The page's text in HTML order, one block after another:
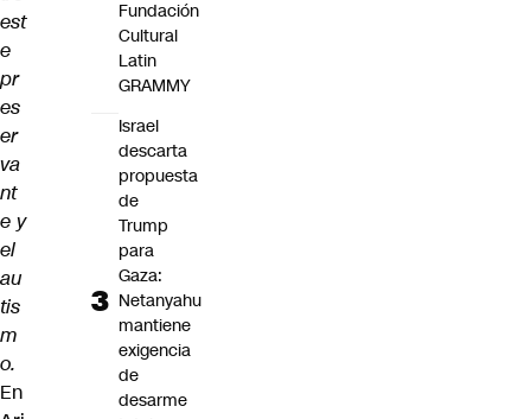
est
e
pr
es
er
va
nt
e y
el
au
tis
m
o.
En
Fundación
Cultural
Latin
GRAMMY
Israel
descarta
propuesta
de
Trump
para
Gaza:
Netanyahu
mantiene
exigencia
de
desarme